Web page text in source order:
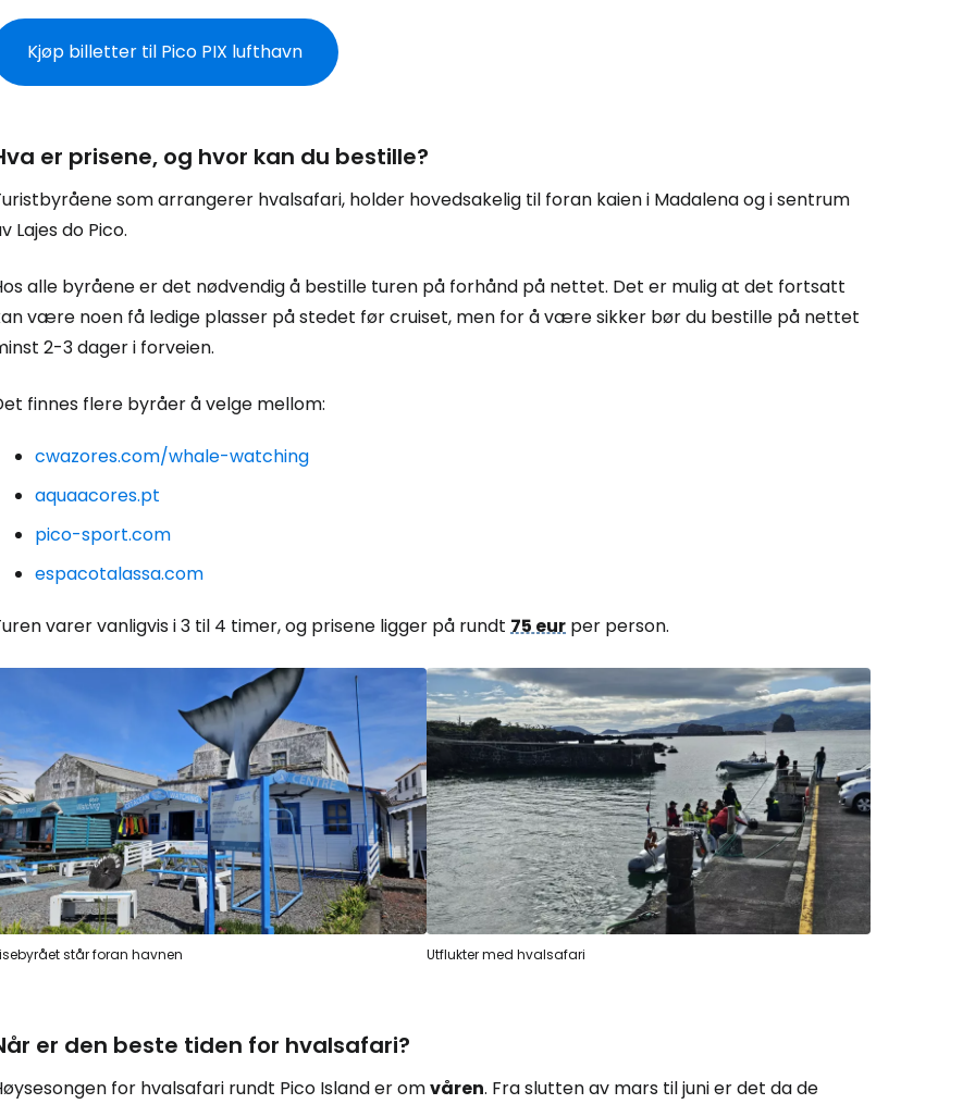
Kjøp billetter til Pico PIX lufthavn
er prisene, og hvor kan du bestille?
som arrangerer hvalsafari, holder hovedsakelig til foran kaien i Madalena og i sentrum
Lajes do Pico.
alle byråene er det nødvendig å bestille turen på forhånd på nettet. Det er mulig at det fortsatt
være noen få ledige plasser på stedet før cruiset, men for å være sikker bør du bestille på nettet
2-3 dager i forveien.
finnes flere byråer å velge mellom:
cwazores.com/whale-watching
aquaacores.pt
pico-sport.com
espacotalassa.com
varer vanligvis i 3 til 4 timer, og prisene ligger på rundt 75 eur per person.
står foran havnen Utflukter med hvalsafari
er den beste tiden for hvalsafari?
for hvalsafari rundt Pico Island er omvåren. Fra slutten av mars til juni er det da de
Logg inn på Cestee
... det verdensomspennende reisefellesskapet